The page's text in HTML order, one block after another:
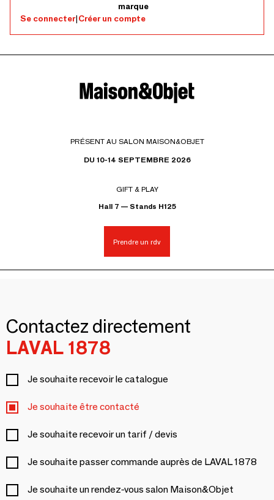
marque
Se connecter|Créer un compte
PRÉSENT AU SALON MAISON&OBJET
DU 10-14 SEPTEMBRE 2026
GIFT & PLAY
Hall 7 — Stands H125
Prendre un rdv
Contactez directement
LAVAL 1878
Je souhaite recevoir le catalogue
Je souhaite être contacté
Je souhaite recevoir un tarif / devis
Je souhaite passer commande auprès de LAVAL 1878
Je souhaite un rendez-vous salon Maison&Objet